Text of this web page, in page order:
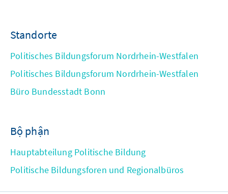
Standorte
Politisches Bildungsforum Nordrhein-Westfalen
Politisches Bildungsforum Nordrhein-Westfalen
Büro Bundesstadt Bonn
Bộ phận
Hauptabteilung Politische Bildung
Politische Bildungsforen und Regionalbüros